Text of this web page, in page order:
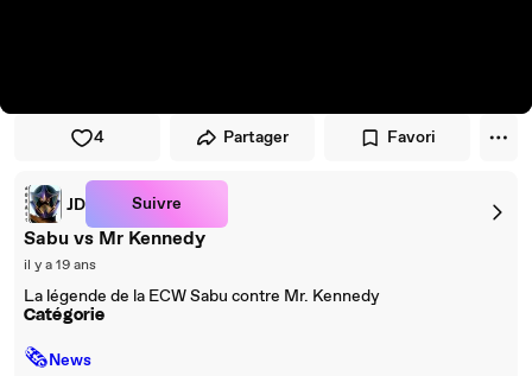
4 Partager Favori
JD Suivre
Sabu vs Mr Kennedy
il y a 19 ans
La légende de la ECW Sabu contre Mr. Kennedy
Catégorie
🗞News